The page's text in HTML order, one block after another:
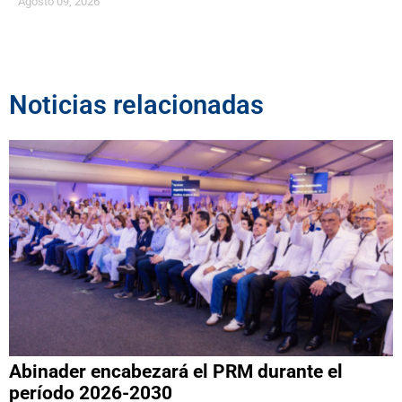
Noticias relacionadas
Abinader encabezará el PRM durante el
período 2026-2030